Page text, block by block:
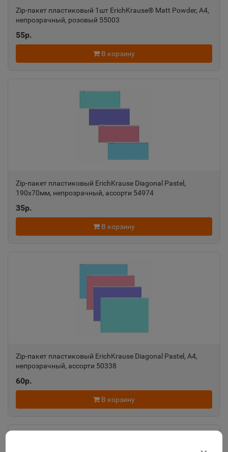
Zip-пакет пластиковый 1шт ErichKrause® Matt Powder, A4,
непрозрачный, розовый 55003
55р.
В корзину
Zip-пакет пластиковый ErichKrause Diagonal Pastel,
190х70мм, непрозрачный, ассорти 54974
35р.
В корзину
Zip-пакет пластиковый ErichKrause Diagonal Pastel, A4,
непрозрачный, ассорти 50338
60р.
В корзину